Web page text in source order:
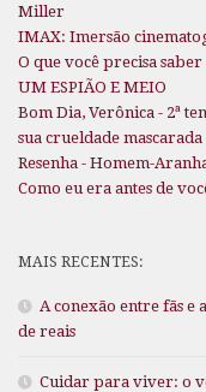
Miller
IMAX: Imersão
O que você precisa
UM ESPIÃO E MEIO
Bom Dia, Verônica - 2ª
sua crueldade mascarada
Resenha - Homem-
Como eu era antes de
MAIS RECENTES:
A conexão entre fãs e
de reais
Cuidar para viver: o